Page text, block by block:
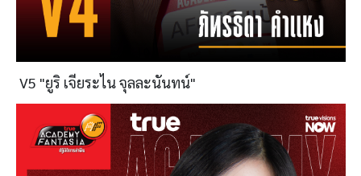
V5 "ยูริ เจียระไน จุลละนันทน์"